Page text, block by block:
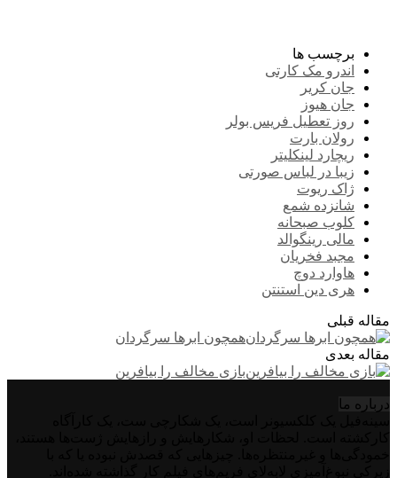
برچسب ها
اندرو مک کارتی
جان کریر
جان هیوز
روز تعطیل فریس بولر
رولان بارت
ریچارد لینکلیتر
زیبا در لباس صورتی
ژاک ریوت
شانزده شمع
کلوب صبحانه
مالی رینگوالد
مجبد فخریان
هاوارد دوچ
هری دین استنتن
مقاله قبلی
همچون ابرها سرگردان
مقاله بعدی
بازی مخالف را بیافرین
درباره‌ ما